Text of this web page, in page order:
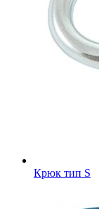
Крюк тип S